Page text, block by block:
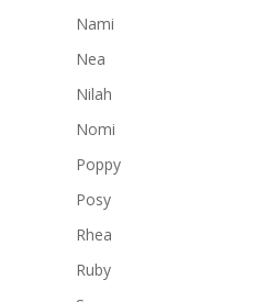
Nami
Nea
Nilah
Nomi
Poppy
Posy
Rhea
Ruby